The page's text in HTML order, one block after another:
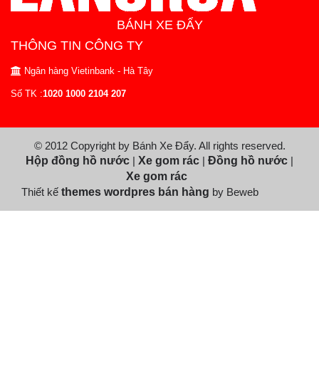
BÁNH XE ĐẨY
THÔNG TIN CÔNG TY
Ngân hàng Vietinbank - Hà Tây
Số TK :1020 1000 2104 207
© 2012 Copyright by Bánh Xe Đẩy. All rights reserved.
Hộp đồng hồ nước | Xe gom rác | Đồng hồ nước |
Xe gom rác
Thiết kế themes wordpres bán hàng by Beweb